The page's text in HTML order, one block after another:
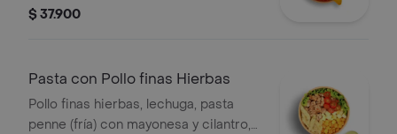
aguacate, nachos, arroz integral y
$ 37.900
Pasta con Pollo finas Hierbas
Pollo finas hierbas, lechuga, pasta
penne (fría) con mayonesa y cilantro,